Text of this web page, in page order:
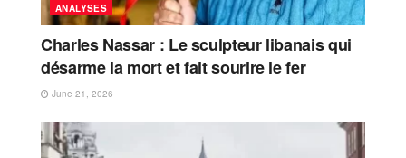
ANALYSES
Charles Nassar : Le sculpteur libanais qui
désarme la mort et fait sourire le fer
June 21, 2026